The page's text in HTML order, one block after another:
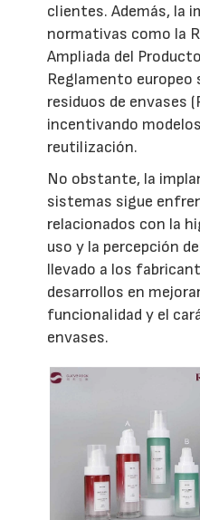
clientes. Además, la
normativas como la
Ampliada del
Reglamento europeo
residuos de envases
incentivando
reutilización.
No obstante, la
sistemas sigue
relacionados con la
uso y la percepción
llevado a los
desarrollos en
funcionalidad y el
envases.